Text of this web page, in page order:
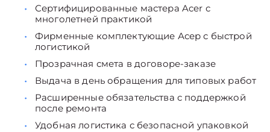
Сертифицированные мастера Acer с
многолетней практикой
Фирменные комплектующие Асер с быстрой
логистикой
Прозрачная смета в договоре-заказе
Выдача в день обращения для типовых работ
Расширенные обязательства с поддержкой
после ремонта
Удобная логистика с безопасной упаковкой